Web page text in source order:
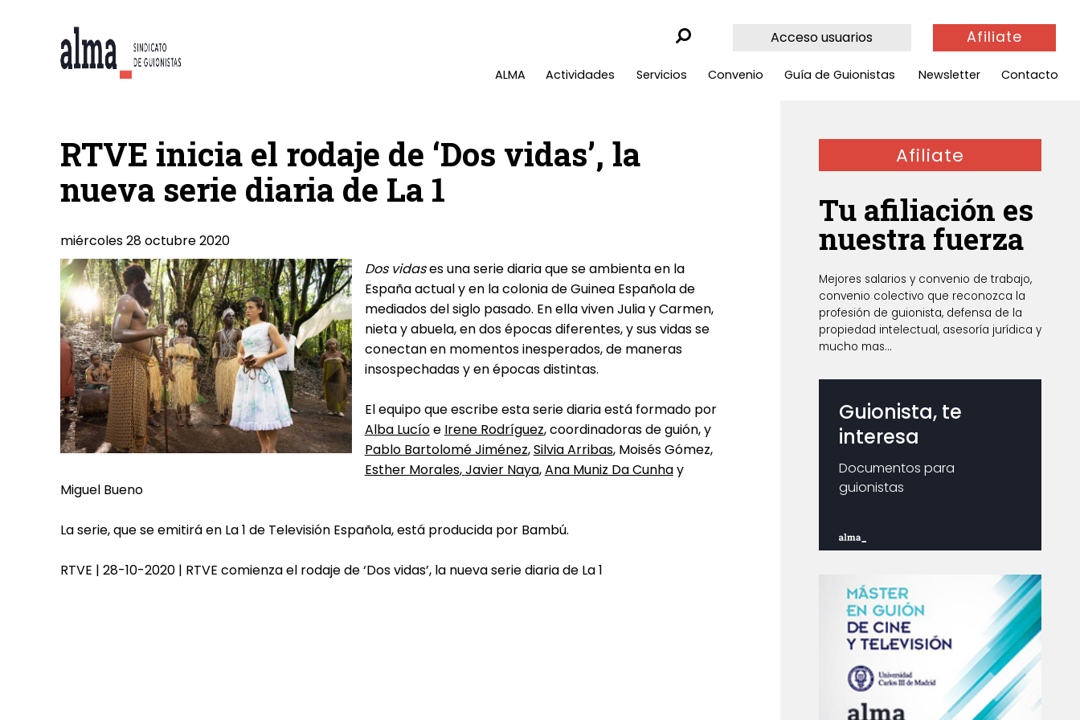
Acceso usuarios Afiliate
ALMA Actividades Servicios Convenio Guía de Guionistas Newsletter Contacto
RTVE inicia el rodaje de ‘Dos vidas’, la
nueva serie diaria de La 1
miércoles 28 octubre 2020
Dos vidases una serie diaria que se ambienta en la
España actual y en la colonia de Guinea Española de
mediados del siglo pasado. En ella viven Julia y Carmen,
nieta y abuela, en dos épocas diferentes, y sus vidas se
conectan en momentos inesperados, de maneras
insospechadas y en épocas distintas.
El equipo que escribe esta serie diaria está formado por
Alba Lucíoe Irene Rodríguez, coordinadoras de guión, y
Pablo Bartolomé Jiménez,Silvia Arribas, Moisés Gómez,
Esther Morales,Javier Naya,Ana Muniz Da Cunhay
Miguel Bueno
La serie, que se emitirá en La 1 de Televisión Española, está producida por Bambú.
RTVE | 28-10-2020 | RTVE comienza el rodaje de ‘Dos vidas’, la nueva serie diaria de La 1
Afiliate
Tu afiliación es
nuestra fuerza
Mejores salarios y convenio de trabajo,
convenio colectivo que reconozca la
profesión de guionista, defensa de la
propiedad intelectual, asesoría jurídica y
mucho mas...
Guionista, te
interesa
Documentos para
guionistas